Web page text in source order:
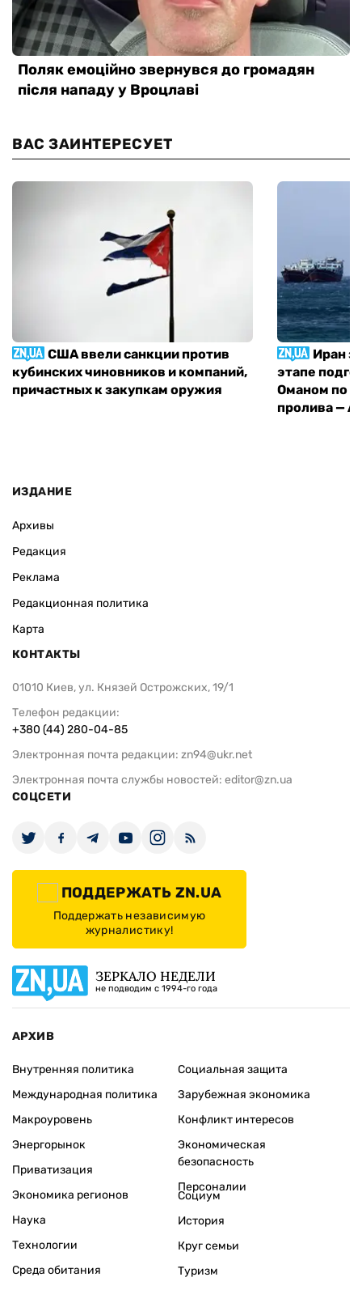
ВАС ЗАИНТЕРЕСУЕТ
США ввели санкции против
кубинских чиновников и компаний,
причастных к закупкам оружия
Иран
этапе
Оманом по
пролива —
ИЗДАНИЕ
Архивы
Редакция
Реклама
Редакционная политика
Карта
КОНТАКТЫ
01010 Киев, ул. Князей Острожских, 19/1
Телефон редакции:
+380 (44) 280-04-85
Электронная почта редакции: zn94@ukr.net
Электронная почта службы новостей: editor@zn.ua
СОЦСЕТИ
ПОДДЕРЖАТЬ ZN.UA
Поддержать независимую
журналистику!
ЗЕРКАЛО НЕДЕЛИ
не подводим с 1994-го года
АРХИВ
Внутренняя политика
Международная политика
Макроуровень
Энергорынок
Приватизация
Экономика регионов
Социальная защита
Зарубежная экономика
Конфликт интересов
Экономическая
безопасность
Персоналии
Наука
Технологии
Среда обитания
Социум
История
Круг семьи
Туризм